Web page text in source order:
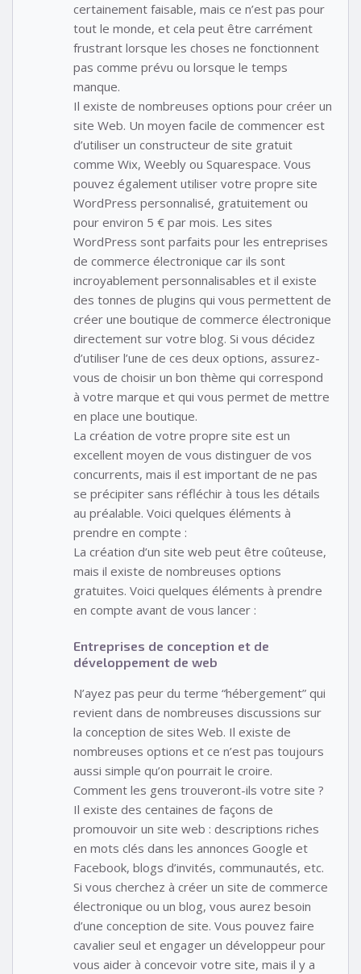
certainement faisable, mais ce n’est pas pour
tout le monde, et cela peut être carrément
frustrant lorsque les choses ne fonctionnent
pas comme prévu ou lorsque le temps
manque.
Il existe de nombreuses options pour créer un
site Web. Un moyen facile de commencer est
d’utiliser un constructeur de site gratuit
comme Wix, Weebly ou Squarespace. Vous
pouvez également utiliser votre propre site
WordPress personnalisé, gratuitement ou
pour environ 5 € par mois. Les sites
WordPress sont parfaits pour les entreprises
de commerce électronique car ils sont
incroyablement personnalisables et il existe
des tonnes de plugins qui vous permettent de
créer une boutique de commerce électronique
directement sur votre blog. Si vous décidez
d’utiliser l’une de ces deux options, assurez-
vous de choisir un bon thème qui correspond
à votre marque et qui vous permet de mettre
en place une boutique.
La création de votre propre site est un
excellent moyen de vous distinguer de vos
concurrents, mais il est important de ne pas
se précipiter sans réfléchir à tous les détails
au préalable. Voici quelques éléments à
prendre en compte :
La création d’un site web peut être coûteuse,
mais il existe de nombreuses options
gratuites. Voici quelques éléments à prendre
en compte avant de vous lancer :
Entreprises de conception et de
développement de web
N’ayez pas peur du terme “hébergement” qui
revient dans de nombreuses discussions sur
la conception de sites Web. Il existe de
nombreuses options et ce n’est pas toujours
aussi simple qu’on pourrait le croire.
Comment les gens trouveront-ils votre site ?
Il existe des centaines de façons de
promouvoir un site web : descriptions riches
en mots clés dans les annonces Google et
Facebook, blogs d’invités, communautés, etc.
Si vous cherchez à créer un site de commerce
électronique ou un blog, vous aurez besoin
d’une conception de site. Vous pouvez faire
cavalier seul et engager un développeur pour
vous aider à concevoir votre site, mais il y a